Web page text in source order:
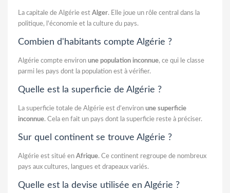
La capitale de Algérie est Alger. Elle joue un rôle central dans la
politique, l'économie et la culture du pays.
Combien d'habitants compte Algérie ?
Algérie compte environ une population inconnue, ce qui le classe
parmi les pays dont la population est à vérifier.
Quelle est la superficie de Algérie ?
La superficie totale de Algérie est d’environ une superficie
inconnue. Cela en fait un pays dont la superficie reste à préciser.
Sur quel continent se trouve Algérie ?
Algérie est situé en Afrique. Ce continent regroupe de nombreux
pays aux cultures, langues et drapeaux variés.
Quelle est la devise utilisée en Algérie ?